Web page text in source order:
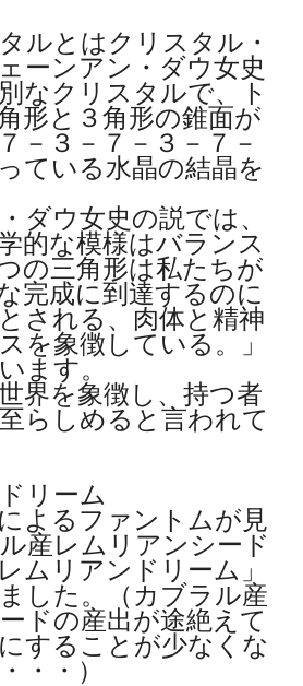
ルとはクリスタル・
ーンアン・ダウ女史
なクリスタルで、ト
形と３角形の錐面が
－３－７－３－７－
ている水晶の結晶を
ダウ女史の説では、
的な模様はバランス
の三角形は私たちが
完成に到達するのに
される、肉体と精神
を象徴している。」
ます。
界を象徴し、持つ者
らしめると言われて
リーム
よるファントムが見
産レムリアンシード
ムリアンドリーム」
した。（カブラル産
ドの産出が途絶えて
することが少なくな
・・）